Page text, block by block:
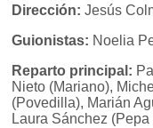
Dirección: Jesús
Guionistas: Noelia
Reparto principal:
Nieto (Mariano),
(Povedilla), Marián
Laura Sánchez (Pepa